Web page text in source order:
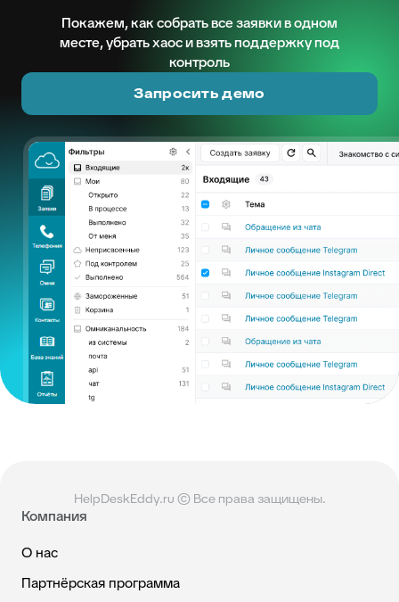
Покажем, как собрать все заявки в одном
месте, убрать хаос и взять поддержку под
контроль
Запросить демо
HelpDeskEddy.ru © Все права защищены.
Компания
О нас
Партнёрская программа